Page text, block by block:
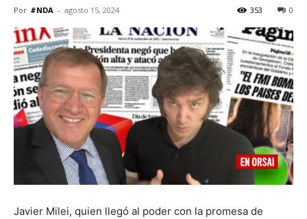
Por #NDA - agosto 15, 2024 0
353
Javier Milei, quien llegó al poder con la promesa de